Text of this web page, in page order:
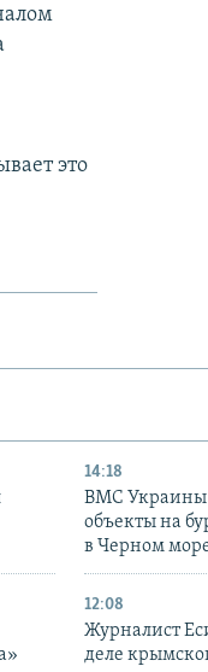
это
14:18
ВМС Украины
объекты на
в Черном
12:08
Журналист
деле